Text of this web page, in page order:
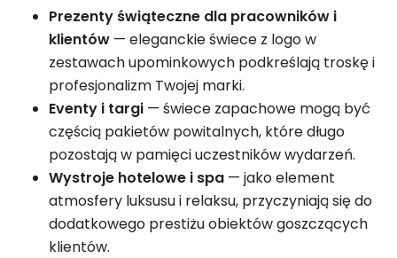
Prezenty świąteczne dla pracowników i
klientów — eleganckie świece z logo w
zestawach upominkowych podkreślają troskę i
profesjonalizm Twojej marki.
Eventy i targi — świece zapachowe mogą być
częścią pakietów powitalnych, które długo
pozostają w pamięci uczestników wydarzeń.
Wystroje hotelowe i spa — jako element
atmosfery luksusu i relaksu, przyczyniają się do
dodatkowego prestiżu obiektów goszczących
klientów.